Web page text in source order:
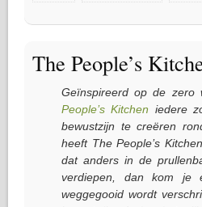
The People’s
Geïnspireerd op de zero
People’s Kitchen iedere
bewustzijn te creëren
heeft The People’s
dat anders in de
verdiepen, dan kom je
weggegooid wordt